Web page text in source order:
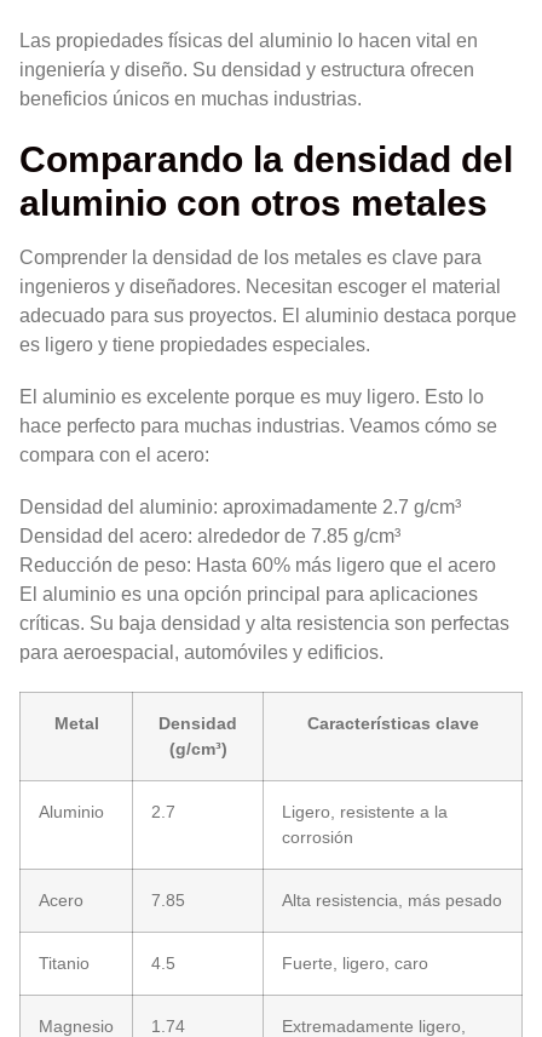
Las propiedades físicas del aluminio lo hacen vital en
ingeniería y diseño. Su densidad y estructura ofrecen
beneficios únicos en muchas industrias.
Comparando la densidad del
aluminio con otros metales
Comprender la densidad de los metales es clave para
ingenieros y diseñadores. Necesitan escoger el material
adecuado para sus proyectos. El aluminio destaca porque
es ligero y tiene propiedades especiales.
El aluminio es excelente porque es muy ligero. Esto lo
hace perfecto para muchas industrias. Veamos cómo se
compara con el acero:
Densidad del aluminio: aproximadamente 2.7 g/cm³
Densidad del acero: alrededor de 7.85 g/cm³
Reducción de peso: Hasta 60% más ligero que el acero
El aluminio es una opción principal para aplicaciones
críticas. Su baja densidad y alta resistencia son perfectas
para aeroespacial, automóviles y edificios.
Metal
Densidad
(g/cm³)
Características clave
Aluminio 2.7
Ligero, resistente a la
corrosión
Acero 7.85 Alta resistencia, más pesado
Titanio 4.5 Fuerte, ligero, caro
Magnesio 1.74
Extremadamente ligero,